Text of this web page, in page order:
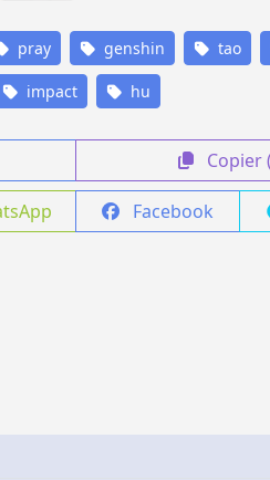
pray genshin tao
impact hu
Copier
Facebook